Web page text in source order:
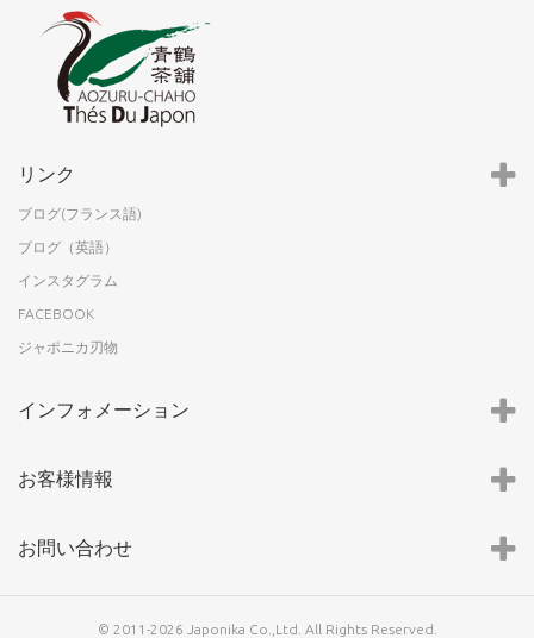
リンク
ブログ(フランス語)
ブログ（英語）
インスタグラム
FACEBOOK
ジャポニカ刃物
インフォメーション
お客様情報
お問い合わせ
© 2011-2026 Japonika Co.,Ltd. All Rights Reserved.